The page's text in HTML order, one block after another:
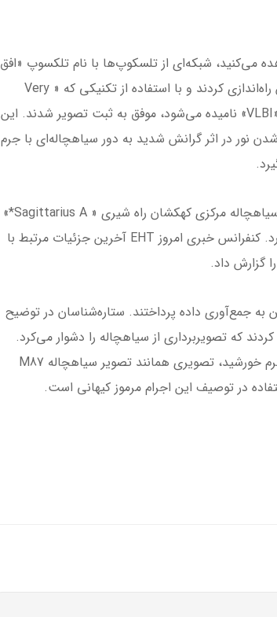
می‌کنید، شبکه‌ای از تلسکوپ‌ها با نام تلکسوپ «افق
رویداد» و یا «EHT» را در بخش‌های مختلف زمین راه‌اندازی کردند و با استفاده از تکنیکی که « Very
Long Baseline Interferometry» که به اختصار «VLBI» نامیده می‌شود، موفق به ثبت تصویر شدند. این
نور در اثر گرانش شدید به دور سیاهچاله‌ای با جرم
هدف بعدی دانشمندان تیم EHT تصویربرداری از سیاهچاله مرکزی کهکشان راه شیری « Sagittarius A*»
است که در فاصله 26000 سال نوری از زمین قرار دارد. کنفرانس خبری امروز EHT آخرین جزئیات مرتبط با
گزارش داد.
مختلف زمین به جمع‌آوری داده پرداختند. ستاره‌شناسان در توضیح
که تصویربرداری از سیاهچاله را دشوار می‌کرد.
این سیاهچاله با جرمی در حدود 4 میلیون برابر جرم خورشید، تصویری همانند تصویر سیاهچاله M87
در توصیف این اجرام مرموز کیهانی است.